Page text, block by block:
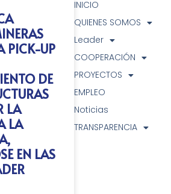
INICIO
QUIENES SOMOS
Leader
COOPERACIÓN
PROYECTOS
EMPLEO
Noticias
TRANSPARENCIA
PICK-UP
DE
LA
LA
EN LAS